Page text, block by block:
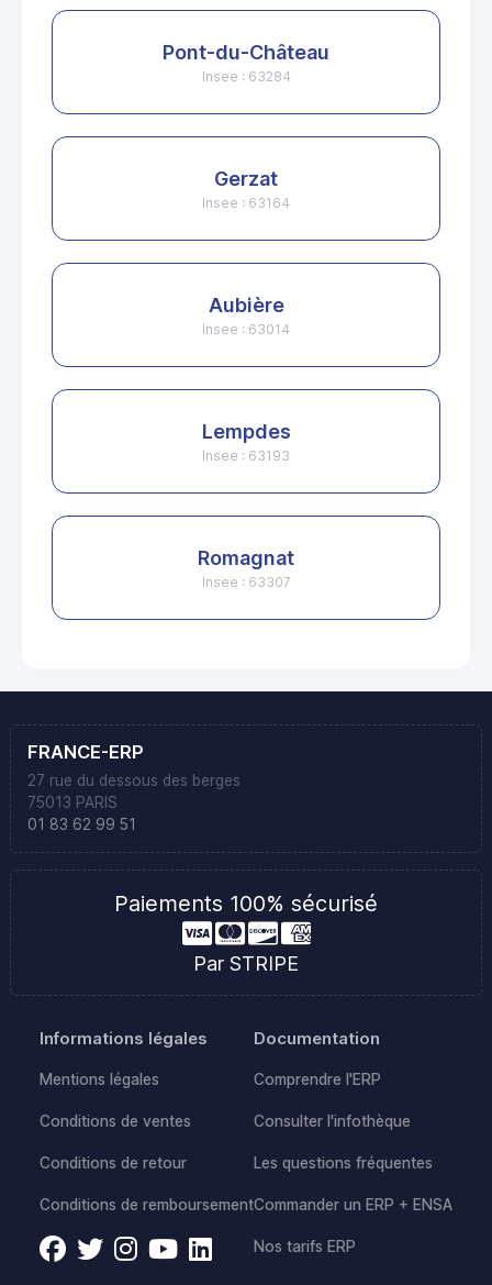
Pont-du-Château
Insee : 63284
Gerzat
Insee : 63164
Aubière
Insee : 63014
Lempdes
Insee : 63193
Romagnat
Insee : 63307
FRANCE-ERP
27 rue du dessous des berges
75013 PARIS
01 83 62 99 51
Paiements 100% sécurisé
Par STRIPE
Informations légales
Mentions légales
Conditions de ventes
Conditions de retour
Conditions de remboursement
Documentation
Comprendre l'ERP
Consulter l'infothèque
Les questions fréquentes
Commander un ERP + ENSA
Nos tarifs ERP